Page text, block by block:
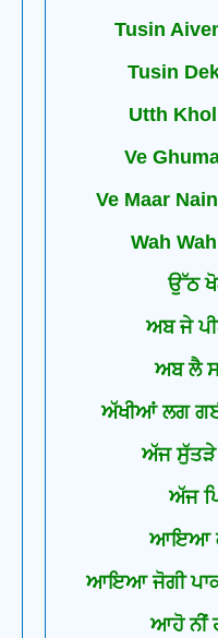
Tusin
Tusin
Utth
Ve
Ve Maar
Wah
ਉੱਠ
ਅਬ ਜੇ
ਅਬ ਲੈ
ਅੱਖੀਆਂ ਲਗ
ਅੱਜ ਸੁੱਤੜੇ
ਅੱਜ
ਆਇਆ
ਆਇਆ ਜੋਗੀ ਪਾਕ
ਆਹੋ ਨੀਂ